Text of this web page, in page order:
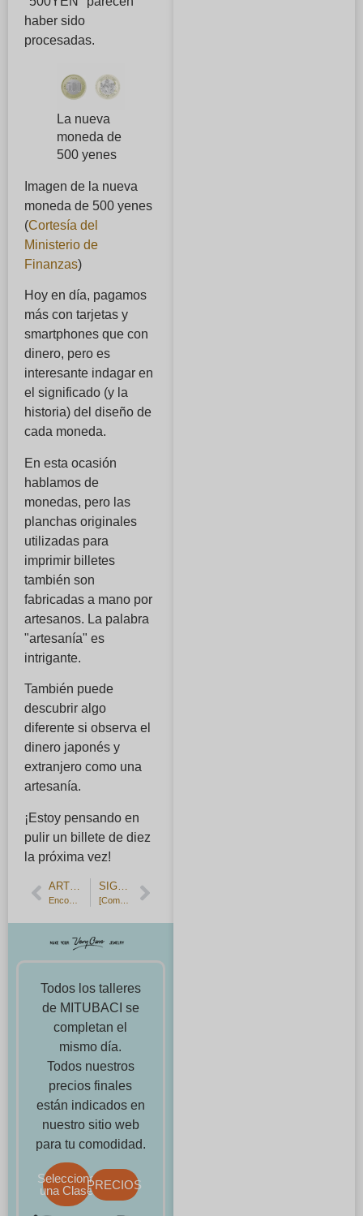
haber sido
procesadas.
La nueva
moneda de
500 yenes
Imagen de la nueva
moneda de 500 yenes
(Cortesía del
Ministerio de
Finanzas)
Hoy en día, pagamos
más con tarjetas y
smartphones que con
dinero, pero es
interesante indagar en
el significado (y la
historia) del diseño de
cada moneda.
En esta ocasión
hablamos de
monedas, pero las
planchas originales
utilizadas para
imprimir billetes
también son
fabricadas a mano por
artesanos. La palabra
"artesanía" es
intrigante.
También puede
descubrir algo
diferente si observa el
dinero japonés y
extranjero como una
artesanía.
¡Estoy pensando en
pulir un billete de diez
la próxima vez!
ARTÍCULO ANTERIOR SIGUIENTE ARTÍCULO
Todos los talleres
de MITUBACI se
completan el
mismo día.
Todos nuestros
precios finales
están indicados en
nuestro sitio web
para tu comodidad.
Selecciona
una ClasePRECIOS